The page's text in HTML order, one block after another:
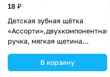
18 ₽
Детская зубная щётка
«Ассорти»,двухкомпонентная
ручка, мягкая щетина
В корзину